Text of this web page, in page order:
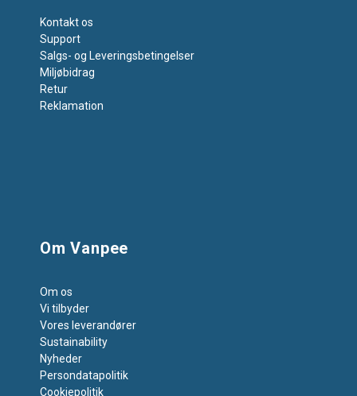
Kontakt os
Support
Salgs- og Leveringsbetingelser
Miljøbidrag
Retur
Reklamation
Om Vanpee
Om os
Vi tilbyder
Vores leverandører
Sustainability
Nyheder
Persondatapolitik
Cookiepolitik